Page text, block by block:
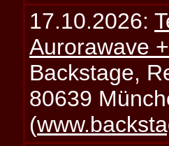
17.10.2026:
Aurorawave
Backstage,
80639
(